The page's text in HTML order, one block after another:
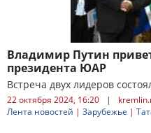
Владимир Путин
президента ЮАР
Встреча двух лидеров
22 октября 2024, 16:20 |
Лента новостей | Зарубежье |